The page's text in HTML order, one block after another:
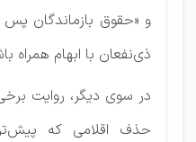
و «حقوق بازماندگان
ذی‌نفعان با ابهام همراه
در سوی دیگر، روایت
حذف اقلامی که